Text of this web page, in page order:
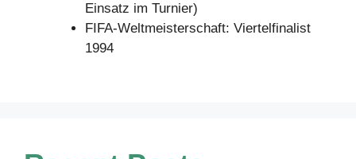
Einsatz im Turnier)
FIFA-Weltmeisterschaft: Viertelfinalist
1994